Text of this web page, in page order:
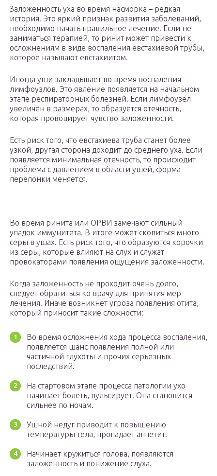
Заложенность уха во время насморка – редкая
история. Это яркий признак развития заболеваний,
необходимо начать правильное лечение. Если не
заниматься терапией, то ринит может привести к
осложнениям в виде воспаления евстахиевой трубы,
которое называют евстахиитом.
Иногда уши закладывает во время воспаления
лимфоузлов. Это явление появляется на начальном
этапе респираторных болезней. Если лимфоузел
увеличен в размерах, то образуется отечность,
которая провоцирует чувство заложенности.
Есть риск того, что евстахиева труба станет более
узкой, другая сторона доходит до среднего уха. Если
появляется минимальная отечность, то происходит
проблема с давлением в области ушей, форма
перепонки меняется.
Во время ринита или ОРВИ замечают сильный
упадок иммунитета. В итоге может скопиться много
серы в ушах. Есть риск того, что образуются корочки
из серы, которые влияют на слух и служат
провокаторами появления ощущения заложенности.
Когда заложенность не проходит очень долго,
следует обратиться ко врачу для принятия мер
лечения. Иначе возникнет угроза появления отита,
который приносит такие сложности:
Во время осложнения хода процесса воспаления,
появляется шанс появления полной или
частичной глухоты и прочих серьезных
последствий.
На стартовом этапе процесса патологии ухо
начинает болеть, пульсирует. Она становится
сильнее по ночам.
Ушной недуг приводит к повышению
температуры тела, пропадает аппетит.
Начинает кружиться голова, появляются
заложенность и понижение слуха.